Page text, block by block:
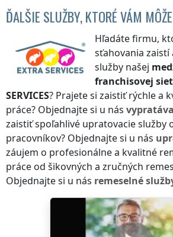
ĎALŠIE SLUŽBY, KTORÉ VÁM
Hľadáte firmu,
sťahovania
služby našej
franchisovej
SERVICES? Prajete si zaistiť rýchle a
práce? Objednajte si u nás
zaistiť spoľahlivé upratovacie služby
pracovníkov? Objednajte si u nás
záujem o profesionálne a kvalitné
práce od šikovných a zručných
Objednajte si u nás remeselné